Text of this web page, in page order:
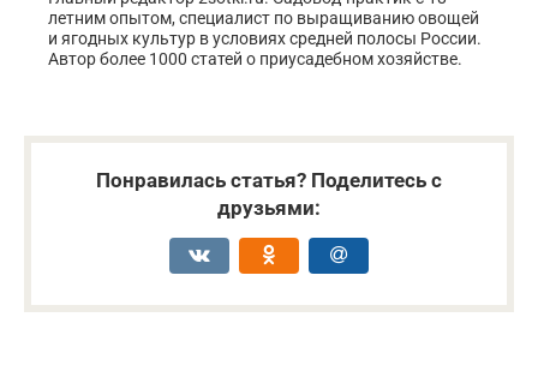
летним опытом, специалист по выращиванию овощей
и ягодных культур в условиях средней полосы России.
Автор более 1000 статей о приусадебном хозяйстве.
Понравилась статья? Поделитесь с
друзьями: